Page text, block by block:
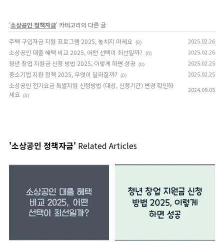
'소상공인 정책자금' 카테고리의 다른 글
주택 구입자금 지원 프로그램 2025, 놓치지 마세요 (0) 2025.02.26
소상공인 대출 혜택 비교 2025, 어떤 선택이 최선일까? (0) 2025.02.26
청년 창업 지원금 신청 방법 2025, 이렇게 하면 성공 (0) 2025.02.25
중소기업 지원 정책 2025, 무엇이 달라질까? (0) 2025.02.25
소상공인 전기요금 특별지원 신청방법 (대상, 신청기간) 변경 확인하
세요 (4)
2024.09.05
'소상공인 정책자금' Related Articles